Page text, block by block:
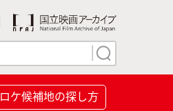
ロケ候補地の探し方